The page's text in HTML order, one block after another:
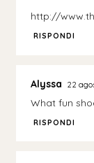
http://
RISPONDI
Alyssa 22
What fun
RISPONDI